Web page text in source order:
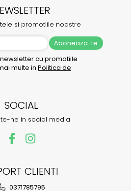
si promotiile noastre
cu promotiile
multe in Politica de
SOCIAL
ne in social media
CLIENTI
0371785795